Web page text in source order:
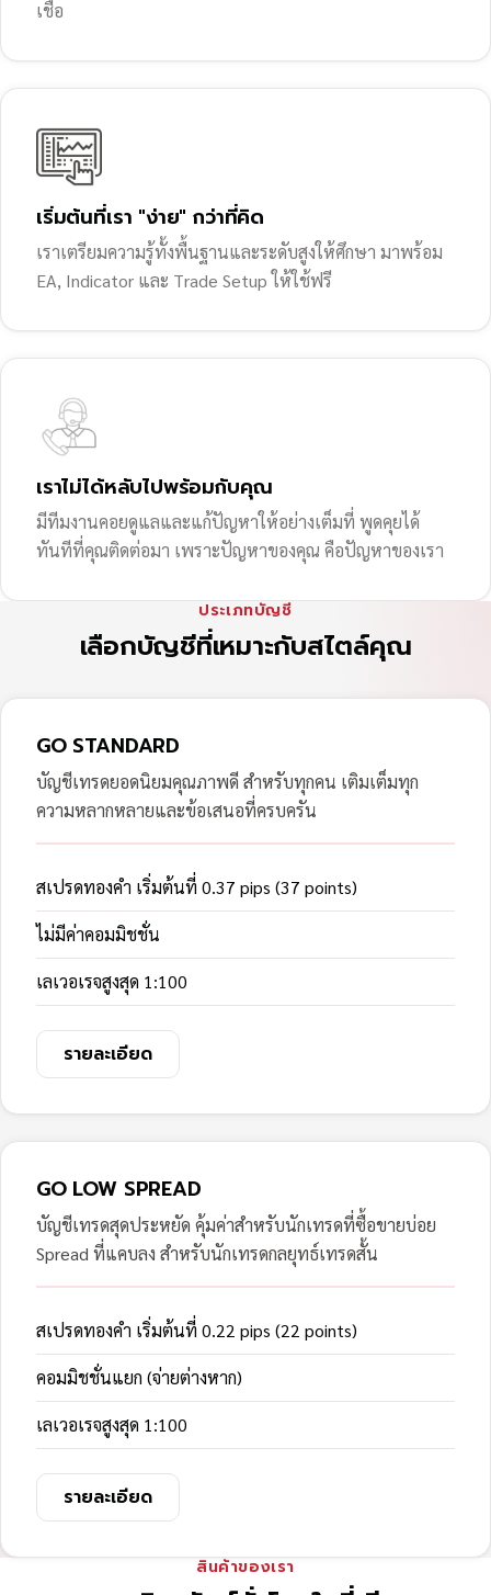
เชื่อ
เริ่มต้นที่เรา "ง่าย" กว่าที่คิด
เราเตรียมความรู้ทั้งพื้นฐานและระดับสูงให้ศึกษา มาพร้อม
EA, Indicator และ Trade Setup ให้ใช้ฟรี
เราไม่ได้หลับไปพร้อมกับคุณ
มีทีมงานคอยดูแลและแก้ปัญหาให้อย่างเต็มที่ พูดคุยได้
ทันทีที่คุณติดต่อมา เพราะปัญหาของคุณ คือปัญหาของเรา
ประเภทบัญชี
เลือกบัญชีที่เหมาะกับสไตล์คุณ
GO STANDARD
บัญชีเทรดยอดนิยมคุณภาพดี สำหรับทุกคน เติมเต็มทุก
ความหลากหลายและข้อเสนอที่ครบครัน
สเปรดทองคำ เริ่มต้นที่ 0.37 pips (37 points)
ไม่มีค่าคอมมิชชั่น
เลเวอเรจสูงสุด 1:100
รายละเอียด
GO LOW SPREAD
บัญชีเทรดสุดประหยัด คุ้มค่าสำหรับนักเทรดที่ซื้อขายบ่อย
Spread ที่แคบลง สำหรับนักเทรดกลยุทธ์เทรดสั้น
สเปรดทองคำ เริ่มต้นที่ 0.22 pips (22 points)
คอมมิชชั่นแยก (จ่ายต่างหาก)
เลเวอเรจสูงสุด 1:100
รายละเอียด
สินค้าของเรา